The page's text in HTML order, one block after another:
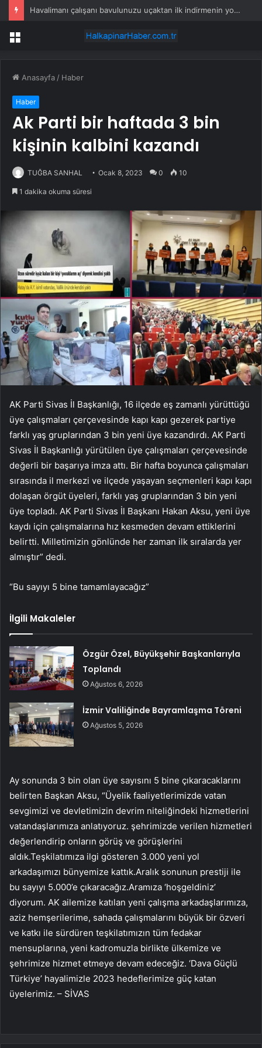
Havalimanı çalışanı bavulunuzu uçaktan ilk indirmenin yolunu açıkladı
Menü
Anasayfa / Haber
Haber
Ak Parti bir haftada 3 bin
kişinin kalbini kazandı
TUĞBA SANHAL Ocak 8, 2023 0 10
1 dakika okuma süresi
AK Parti Sivas İl Başkanlığı, 16 ilçede eş zamanlı yürüttüğü
üye çalışmaları çerçevesinde kapı kapı gezerek partiye
farklı yaş gruplarından 3 bin yeni üye kazandırdı. AK Parti
Sivas İl Başkanlığı yürütülen üye çalışmaları çerçevesinde
değerli bir başarıya imza attı. Bir hafta boyunca çalışmaları
sırasında il merkezi ve ilçede yaşayan seçmenleri kapı kapı
dolaşan örgüt üyeleri, farklı yaş gruplarından 3 bin yeni
üye topladı. AK Parti Sivas İl Başkanı Hakan Aksu, yeni üye
kaydı için çalışmalarına hız kesmeden devam ettiklerini
belirtti. Milletimizin gönlünde her zaman ilk sıralarda yer
almıştır” dedi.
“Bu sayıyı 5 bine tamamlayacağız”
İlgili Makaleler
Özgür Özel, Büyükşehir Başkanlarıyla
Toplandı
Ağustos 6, 2026
İzmir Valiliğinde Bayramlaşma Töreni
Ağustos 5, 2026
Ay sonunda 3 bin olan üye sayısını 5 bine çıkaracaklarını
belirten Başkan Aksu, “Üyelik faaliyetlerimizde vatan
sevgimizi ve devletimizin devrim niteliğindeki hizmetlerini
vatandaşlarımıza anlatıyoruz. şehrimizde verilen hizmetleri
değerlendirip onların görüş ve görüşlerini
aldık.Teşkilatımıza ilgi gösteren 3.000 yeni yol
arkadaşımızı bünyemize kattık.Aralık sonunun prestiji ile
bu sayıyı 5.000’e çıkaracağız.Aramıza ‘hoşgeldiniz’
diyorum. AK ailemize katılan yeni çalışma arkadaşlarımıza,
aziz hemşerilerime, sahada çalışmalarını büyük bir özveri
ve katkı ile sürdüren teşkilatımızın tüm fedakar
mensuplarına, yeni kadromuzla birlikte ülkemize ve
şehrimize hizmet etmeye devam edeceğiz. ‘Dava Güçlü
Türkiye’ hayalimizle 2023 hedeflerimize güç katan
üyelerimiz. – SİVAS